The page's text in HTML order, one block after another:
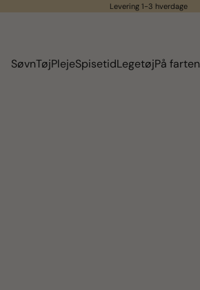
Levering 1-3 hverdage
SøvnTøjPlejeSpisetidLegetøjPå farten